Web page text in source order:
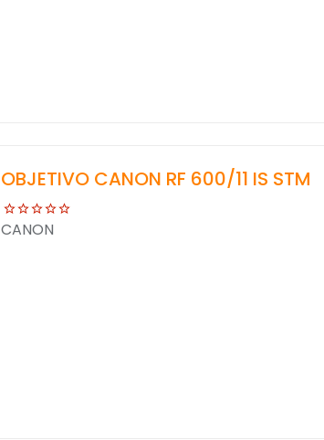
OBJETIVO CANON RF 600/11 IS STM
CANON